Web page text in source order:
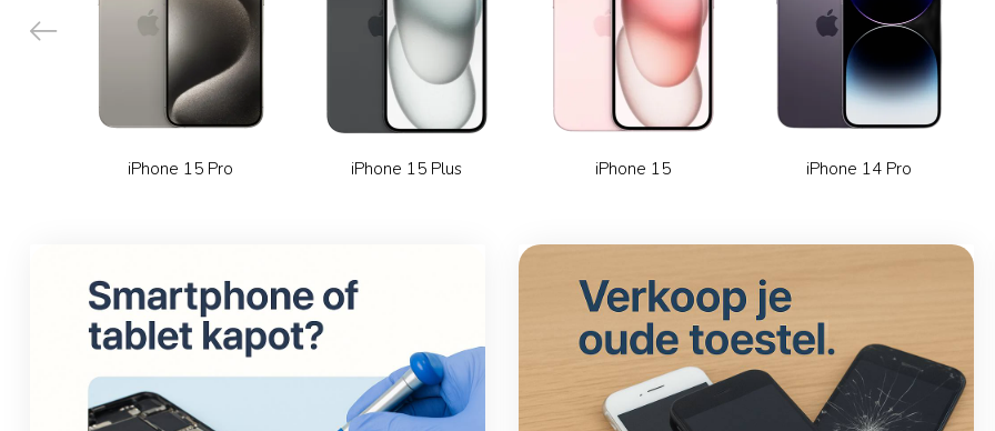
iPhone 15 Pro iPhone 15 Plus iPhone 15 iPhone 14 Pro